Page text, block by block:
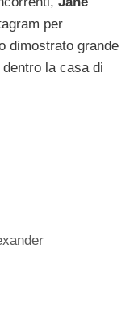
per
dimostrato grande
la casa di